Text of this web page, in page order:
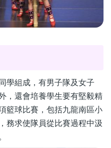
學組成，有男子隊及女子
，還會培養學生要有堅毅精
籃球比賽，包括九龍南區小
務求使隊員從比賽過程中汲